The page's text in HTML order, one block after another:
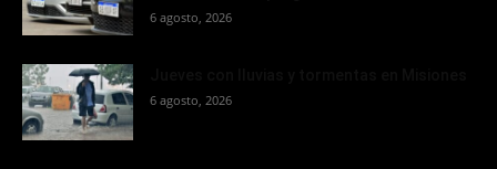
6 agosto, 2026
6 agosto, 2026